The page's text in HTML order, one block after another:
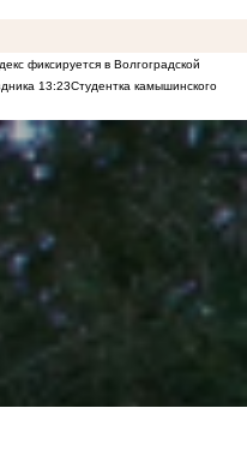
фиксируется в Волгоградской
13:23Студентка камышинского